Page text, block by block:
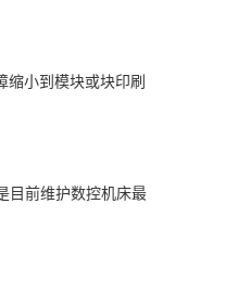
缩小到模块或块印刷
目前维护数控机床最